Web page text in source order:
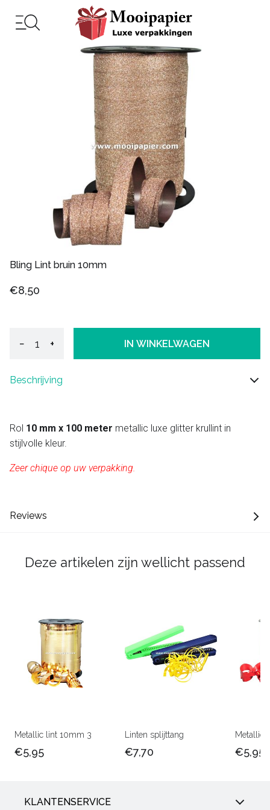
Bling Lint bruin 10mm
€8,50
− + IN WINKELWAGEN
Beschrijving
Rol 10 mm x 100 meter metallic luxe glitter krullint in
stijlvolle kleur.
Zeer chique op uw verpakking.
Reviews
Deze artikelen zijn wellicht passend
Metallic lint 10mm 3
€5,95
Linten splijttang
€7,70
Metallic
€5,95
KLANTENSERVICE